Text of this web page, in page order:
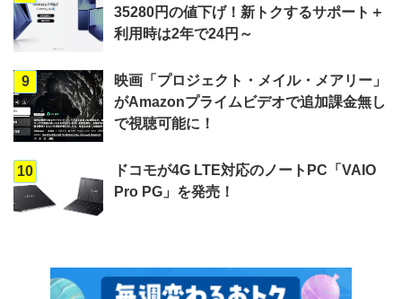
35280円の値下げ！新トクするサポート＋
利用時は2年で24円～
9
映画「プロジェクト・メイル・メアリー」
がAmazonプライムビデオで追加課金無し
で視聴可能に！
10
ドコモが4G LTE対応のノートPC「VAIO
Pro PG」を発売！